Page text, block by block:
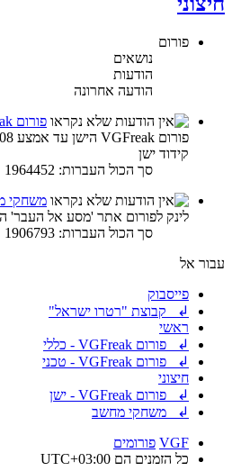
פורום
נושאים
הודעות
הודעה אחרונה
פורום VGFreak - ישן
קידוד ישן
סך הכול העברות: 1964452
משחקי
לינק לפורום אתר 'מסע אל העבר'
סך הכול העברות: 1906793
עבור אל
פייסבוק
↲ קבוצת "רטרו ישראל"
ראשי
↲ פורום VGFreak - כללי
↲ פורום VGFreak - טכני
חיצוני
↲ פורום VGFreak - ישן
↲ משחקי מחשב
VGF פורומים
כל הזמנים הם UTC+03:00